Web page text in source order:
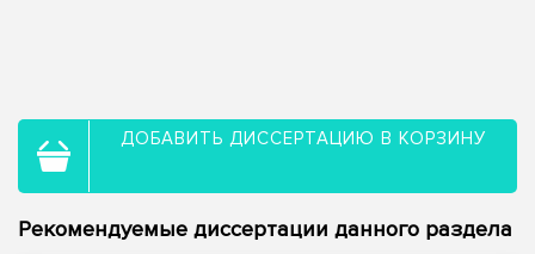
ДОБАВИТЬ ДИССЕРТАЦИЮ В КОРЗИНУ
Рекомендуемые диссертации данного раздела